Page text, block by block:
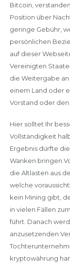
Bitcoin,
Position über
geringe Gebühr,
persönlichen
auf dieser
Vereinigten
die Weitergabe
einem Land oder
Vorstand oder den
Hier solltet Ihr
Vollständigkeit
Ergebnis dürfte
Wanken
die Altlasten aus
welche
kein Mining gibt,
in vielen Fällen
führt. Danach
anzusetzenden
kryptowährung